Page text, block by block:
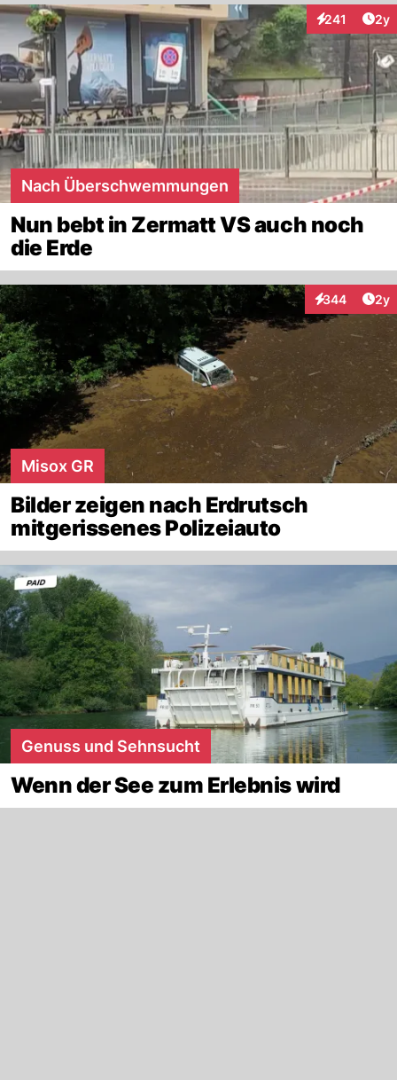
241
Interaktionen
2y
Nach Überschwemmungen
Nun bebt in Zermatt VS auch noch
die Erde
344
Interaktionen
2y
Misox GR
Bilder zeigen nach Erdrutsch
mitgerissenes Polizeiauto
Genuss und Sehnsucht
Wenn der See zum Erlebnis wird